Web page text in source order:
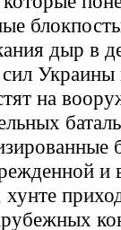
дыр в
на
и